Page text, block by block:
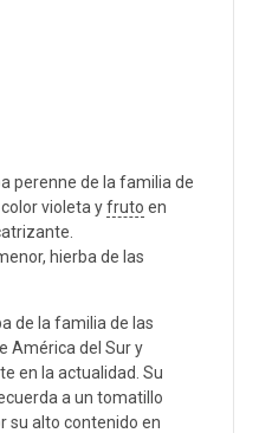
perenne de la familia de
violeta yfruto en
hierba de las
de la familia de las
América del Sur y
en la actualidad. Su
a un tomatillo
su alto contenido en